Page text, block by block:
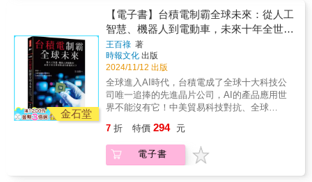
負責人&「李德輝成功地將他現年八十七歲父親
的傳記，他作為在狼堡出生、初次從外部認識
中國的個人視角，與大眾汽車在中國的迅速崛
起，交織成了一段多層次的歷史。」
&mdash;&mdash;《法蘭克福週日報》&「過去
中國經濟依賴於像德國這樣的國家，現在情況
反過來了。李德輝是少數能夠具體描述這種依
賴的作者之一。他不僅擁有必要的經濟和政治
知識，甚至連他的家庭背景都深受這種關係影
響。」&mdash;&mdash;《日報》&「李德輝透
史：清晰、流暢、個人化，且切中要點。」
&mdash;&mdash;《布倫瑞克報》&「一本政治
性的書，也是一本個人的書。強而有力。」
《商報》選為年度最佳商業圖書。&這是我父親
的故事，也是我自己的故事。同時，這是一個
關於中國和德國的故事，關於兩國經濟合作的
開端和許多方面的發展，以及這些發展所帶來
的社會變遷，特別是中國的崛起&hellip;&hellip;
在這個過程中，有一間汽車公司扮演了核心的
角色：德文稱為Volkswagen，中文稱為福斯汽
車。&◥◣◥◣各界好評◢◤◢◤「李德輝透過
景。」&mdash;&mdash;《Arzte Zeitung》
&「一本汽車或中國愛好者都必須閱讀的書
籍。」&mdash;&mdash; 史蒂芬&bull;倫克
（Stephan Renker），德國學術交流中心上海
用，使GPU超越硬體設備，改寫輝達的命運。
當AI人工智慧在2020年代初爆發性成長時，重
金投資的CUDA生態系獲得了回報，用戶社群已
經在十多年的時間裡修正了錯誤與缺陷，或找
出優化方案，阻絕其他AI晶片供應商出線的機
會，輝達Nvidia無疑是AI世代的王者。 全書細
數輝達多次在關鍵時刻逆轉勝，是出於輝達企
業文化與精神的根基：「比光速更快」的執行
力，扁平無障壁的組織、直接且公開的領導風
格、與台積電建立堅實的伙伴關係；最重要的
足以在冷酷無情的市場壓力下續存並茁壯成
長。 【第一本書，說透輝達的商業課題與精彩
故事】 關於輝達的報導成千上萬，著名科技作
與奧迪、賓士等汽車大廠合作。伴隨生成式 AI
產業崛起，自 2023 年以來，輝達上演現代企業
史上最為戲劇性的增長，僅 2024 年的股價漲幅
就達空前的 170%。&|| 挑戰科技與股市生態
系，穩坐主導地位輝達已然成為當今世界上最
有價值的公司，也是現存最重要的股票之一。
AI 加速器的市占率達到 90%，資料中心用 AI
加速器的市占率更是高達 98%。上市以來，股
500 指數超過 30%。僅用 96 天，市值就從 2
兆美元增加至 3 兆美元，兩年內市值從第 10
位升至第 1 位。全球僅有 3 萬名員工的輝達，
創下了「超過三星電子十倍市值」等驚人成
熟晶片製程。商業的運作，談民主自由太遙
遠，不同的利益，要求的也不同，從美國制裁
中國貿易科技政策開始，面對問題，不能閃
躲，不跟著政治走，要以客戶的需要作為原
則。要知道，台灣面對中美兩個大國的對抗，
台積電腳下踏的地板已不是平的。全球工業化
三百年來，從來沒有一家企業像台積電一樣，
靠自身技術不斷精進的努力，掌握了全球先進
晶片九成的製造供應能力，它不像國際品牌企
業百年來到處攻城掠地，取得決定性的市場地
果、亞馬遜、谷歌、Meta、Alpheat、特斯拉或
AI、IC設計領域的輝達、高通、AMD、聯發
科，爭相將最新產品核心晶片的訂單交給台積
金石堂
【電子書】台積電制霸全球未來：從人工
智慧、機器人到電動車，未來十年全世界
仍是台積電的天下
王百祿 著
時報文化 出版
2024/11/12 出版
全球進入AI時代，台積電成了全球十大科技公
司唯一追捧的先進晶片公司，AI的產品應用世
界不能沒有它！中美貿易科技對抗、全球
裴洛西來台訪問引起的大風波等，都是影響全
球的大事件。在2000年WTO倡議全球化，包括
美國在內的會員國給予中國優惠貿易條件，台
7 折 特價 294 元
電子書